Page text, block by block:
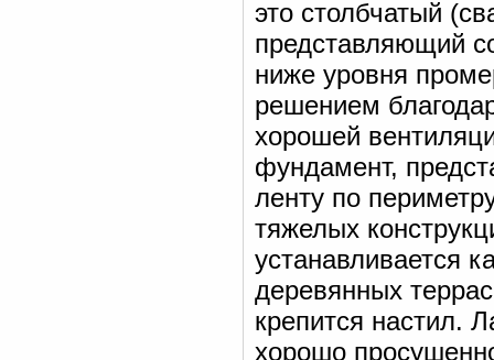
это столбчатый
представляющий
ниже уровня
решением
хорошей
фундамент,
ленту по
тяжелых
устанавливается
деревянных
крепится настил.
хорошо